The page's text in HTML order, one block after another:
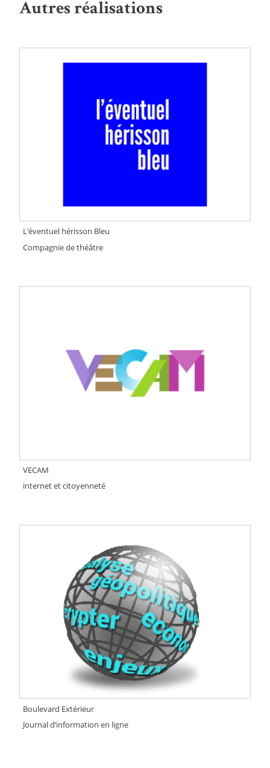
Autres réalisations
L’éventuel hérisson Bleu
Compagnie de théâtre
VECAM
internet et citoyenneté
Boulevard Extérieur
Journal d’information en ligne